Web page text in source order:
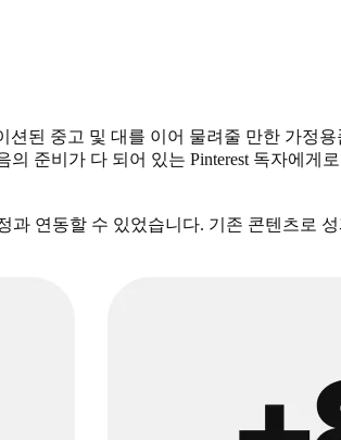
션된 중고 및 대를 이어 물려줄 만한 가정
준비가 다 되어 있는 Pinterest 독자에게
과 연동할 수 있었습니다. 기존 콘텐츠로